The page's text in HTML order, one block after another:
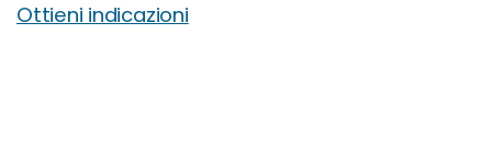
Ottieni indicazioni